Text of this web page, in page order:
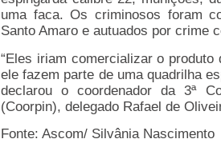
uma faca. Os criminosos foram
Santo Amaro e autuados por crime
“Eles iriam comercializar o
ele fazem parte de uma quadrilha
declarou o coordenador da 3ª
(Coorpin), delegado Rafael de
Fonte: Ascom/ Silvânia Nascimento